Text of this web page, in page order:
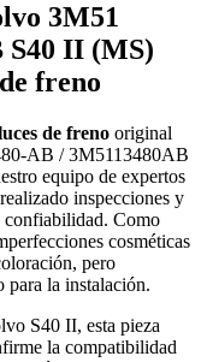
3M51
S40 II (MS)
freno
de freno original
AB / 3M5113480AB
equipo de expertos
inspecciones y
confiabilidad. Como
cosméticas
pero
para la instalación.
S40 II, esta pieza
la compatibilidad